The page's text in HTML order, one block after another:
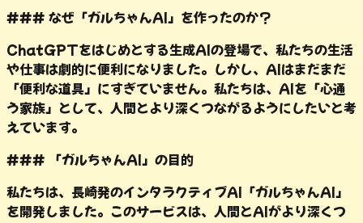
### なぜ「ガルちゃんAI」を作ったのか？
ChatGPTをはじめとする生成AIの登場で、私たちの生活
や仕事は劇的に便利になりました。しかし、AIはまだまだ
「便利な道具」にすぎていません。私たちは、AIを「心通
う家族」として、人間とより深くつながるようにしたいと考
えています。
### 「ガルちゃんAI」の目的
私たちは、長崎発のインタラクティブAI「ガルちゃんAI」
を開発しました。このサービスは、人間とAIがより深くつ